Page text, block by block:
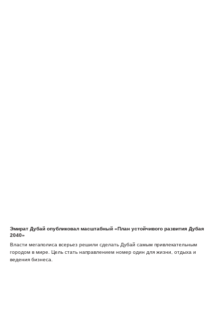
Эмират Дубай опубликовал масштабный «План устойчивого развития Дубая
2040»
Власти мегаполиса всерьез решили сделать Дубай самым привлекательным
городом в мире. Цель стать направлением номер один для жизни, отдыха и
ведения бизнеса.